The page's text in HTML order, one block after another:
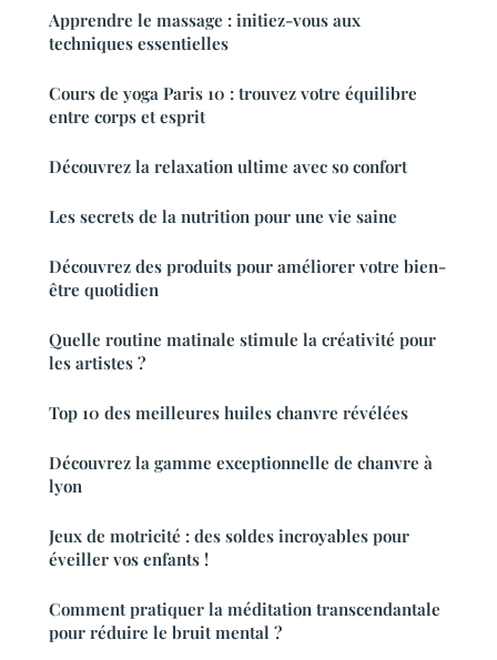
Apprendre le massage : initiez-vous aux
techniques essentielles
Cours de yoga Paris 10 : trouvez votre équilibre
entre corps et esprit
Découvrez la relaxation ultime avec so confort
Les secrets de la nutrition pour une vie saine
Découvrez des produits pour améliorer votre bien-
être quotidien
Quelle routine matinale stimule la créativité pour
les artistes ?
Top 10 des meilleures huiles chanvre révélées
Découvrez la gamme exceptionnelle de chanvre à
lyon
Jeux de motricité : des soldes incroyables pour
éveiller vos enfants !
Comment pratiquer la méditation transcendantale
pour réduire le bruit mental ?